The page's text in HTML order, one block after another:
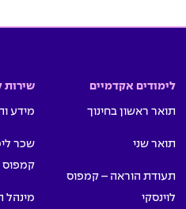
לימודים אקדמיים
תואר ראשון בחינוך
תואר שני
תעודת הוראה – קמפוס
לוינסקי
שירות
מידע
שכר
קמפוס
מינהל